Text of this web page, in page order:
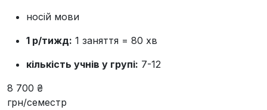
носій мови
1 р/тижд: 1 заняття = 80 хв
кількість учнів у групі: 7-12
8 700 ₴
грн/семестр